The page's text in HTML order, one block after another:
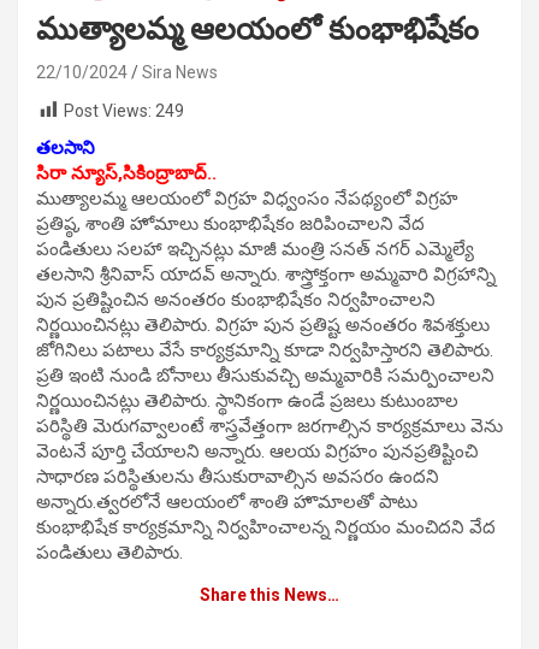
ముత్యాలమ్మ ఆలయంలో కుంభాభిషేకం
22/10/2024
Sira News
Post Views: 249
తలసాని
సిరా న్యూస్,సికింద్రాబాద్..
ముత్యాలమ్మ ఆలయంలో విగ్రహ విధ్వంసం నేపథ్యంలో విగ్రహ
ప్రతిష్ఠ, శాంతి హోమాలు కుంభాభిషేకం జరిపించాలని వేద
పండితులు సలహా ఇచ్చినట్లు మాజీ మంత్రి సనత్ నగర్ ఎమ్మెల్యే
తలసాని శ్రీనివాస్ యాదవ్ అన్నారు. శాస్త్రోక్తంగా అమ్మవారి విగ్రహాన్ని
పున ప్రతిష్టించిన అనంతరం కుంభాభిషేకం నిర్వహించాలని
నిర్ణయించినట్లు తెలిపారు. విగ్రహ పున ప్రతిష్ట అనంతరం శివశక్తులు
జోగినిలు పటాలు వేసే కార్యక్రమాన్ని కూడా నిర్వహిస్తారని తెలిపారు.
ప్రతి ఇంటి నుండి బోనాలు తీసుకువచ్చి అమ్మవారికి సమర్పించాలని
నిర్ణయించినట్లు తెలిపారు. స్థానికంగా ఉండే ప్రజలు కుటుంబాల
పరిస్థితి మెరుగవ్వాలంటే శాస్త్రవేత్తంగా జరగాల్సిన కార్యక్రమాలు వెను
వెంటనే పూర్తి చేయాలని అన్నారు. ఆలయ విగ్రహం పునప్రతిష్టించి
సాధారణ పరిస్థితులను తీసుకురావాల్సిన అవసరం ఉందని
అన్నారు.త్వరలోనే ఆలయంలో శాంతి హొమాలతో పాటు
కుంభాభిషేక కార్యక్రమాన్ని నిర్వహించాలన్న నిర్ణయం మంచిదని వేద
పండితులు తెలిపారు.
Share this News…